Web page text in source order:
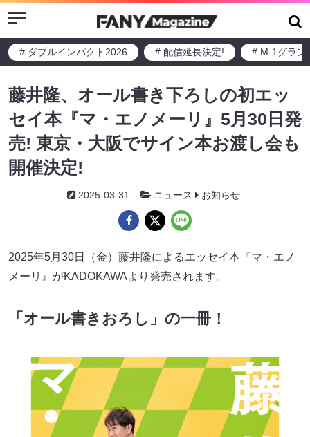
Menu
# ダブルインパクト2026 # 配信延長決定! # M-1グラン
藤井隆、オール書き下ろしの初エッ
セイ本『マ・エノメーリ』5月30日発
売! 東京・大阪でサイン本お渡し会も
開催決定!
2025-03-31 ニュース お知らせ
2025年5月30日（金）藤井隆によるエッセイ本『マ・エノ
メーリ』がKADOKAWAより発売されます。
「オール書きおろし」の一冊！